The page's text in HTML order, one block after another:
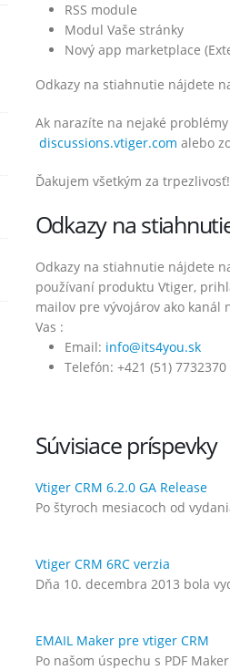
RSS module
Modul Vaše stránky
Nový app marketplace
Odkazy na stiahnutie nájdete
Ak narazíte na nejaké
discussions.vtiger.com alebo
Ďakujem všetkým za trpezlivosť!
Odkazy na
Odkazy na stiahnutie nájdete
používaní produktu Vtiger,
mailov pre vývojárov ako kanál
Vas :
Email: info@its4you.sk
Telefón: +421 (51) 7732370
Súvisiace príspevky
Vtiger CRM 6.2.0 GA Release
Po štyroch mesiacoch od
Vtiger CRM 6RC verzia
Dňa 10. decembra 2013 bola
EMAIL Maker pre vtiger CRM
Po našom úspechu s PDF
7. septembra 2022
Vtiger rozšírenia – Júl 2022
4. augusta 2022
11. júla 2022
Vtiger rozšírenia – Máj 2022
8. júna 2022
Vtiger rozšírenia – Apríl 2022
5. mája 2022